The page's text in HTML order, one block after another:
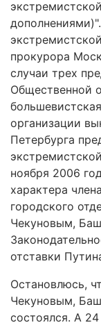
прокурора
случаи трех
Общественной
организации
Петербурга
ноября 2006
характера
городского
Чекуновым,
отставки
Остановлюсь,
Чекуновым,
состоялся. А